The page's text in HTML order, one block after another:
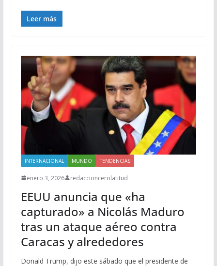
Leer más
INTERNACIONAL MUNDO TENDENCIAS
enero 3, 2026 redaccioncerolatitud
EEUU anuncia que «ha
capturado» a Nicolás Maduro
tras un ataque aéreo contra
Caracas y alrededores
Donald Trump, dijo este sábado que el presidente de